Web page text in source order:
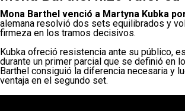
Mona Barthel venció a Martyna Kubka
alemana resolvió dos sets equilibrados y
firmeza en los tramos decisivos.
Kubka ofreció resistencia ante su público,
durante un primer parcial que se definió en
Barthel consiguió la diferencia necesaria y
ventaja en el segundo set.